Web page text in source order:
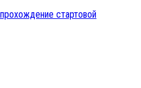
стартовой